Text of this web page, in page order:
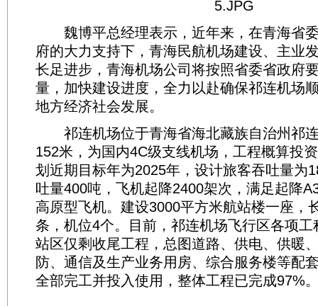
魏博平总经理表示，近年来，在青海省
府的大力支持下，青海民航机场建设、主业
长足进步，青海机场公司将按照省委省政府
量，加快建设进度，全力以赴确保祁连机场
地方经济社会发展。
祁连机场位于青海省海北藏族自治州祁
152米，为国内4C级支线机场，工程概算投
划近期目标年为2025年，设计旅客吞吐量为
吐量400吨，飞机起降2400架次，满足起降
高原型飞机。建设3000平方米航站楼一座，
条，机位4个。目前，祁连机场飞行区各项
站区仅剩收尾工程，总图道路、供电、供暖
防、通信及生产业务用房、综合服务楼等配
全部完工并投入使用，整体工程已完成97%